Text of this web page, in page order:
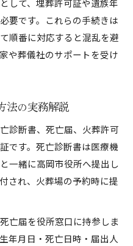
して、埋葬許可証や遺族年
要です。これらの手続きは
順番に対応すると混乱を避
や葬儀社のサポートを受け
法の実務解説
診断書、死亡届、火葬許可
です。死亡診断書は医療機
一緒に高岡市役所へ提出し
され、火葬場の予約時に提
亡届を役所窓口に持参しま
年月日・死亡日時・届出人